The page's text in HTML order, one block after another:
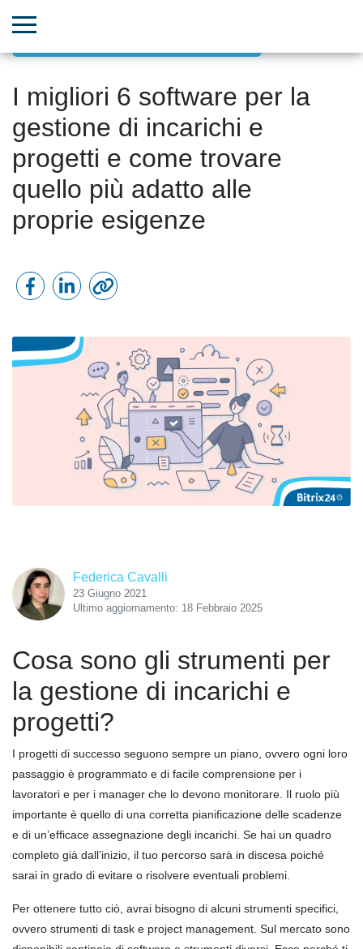
I migliori 6 software per la
gestione di incarichi e
progetti e come trovare
quello più adatto alle
proprie esigenze
Federica Cavalli
23 Giugno 2021
Ultimo aggiornamento: 18 Febbraio 2025
Cosa sono gli strumenti per
la gestione di incarichi e
progetti?
I progetti di successo seguono sempre un piano, ovvero ogni loro
passaggio è programmato e di facile comprensione per i
lavoratori e per i manager che lo devono monitorare. Il ruolo più
importante è quello di una corretta pianificazione delle scadenze
e di un’efficace assegnazione degli incarichi. Se hai un quadro
completo già dall’inizio, il tuo percorso sarà in discesa poiché
sarai in grado di evitare o risolvere eventuali problemi.
Per ottenere tutto ciò, avrai bisogno di alcuni strumenti specifici,
ovvero strumenti di task e project management. Sul mercato sono